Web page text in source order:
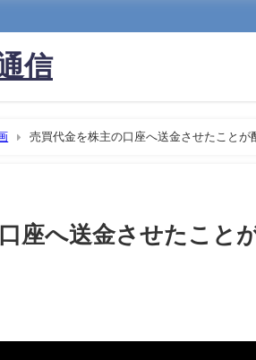
信
売買代金を株主の口座へ送金させたことが
座へ送金させたこと